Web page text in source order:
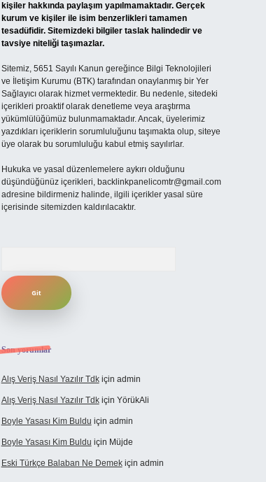
kişiler hakkında paylaşım yapılmamaktadır. Gerçek
kurum ve kişiler ile isim benzerlikleri tamamen
tesadüfidir. Sitemizdeki bilgiler taslak halindedir ve
tavsiye niteliği taşımazlar.
Sitemiz, 5651 Sayılı Kanun gereğince Bilgi Teknolojileri
ve İletişim Kurumu (BTK) tarafından onaylanmış bir Yer
Sağlayıcı olarak hizmet vermektedir. Bu nedenle, sitedeki
içerikleri proaktif olarak denetleme veya araştırma
yükümlülüğümüz bulunmamaktadır. Ancak, üyelerimiz
yazdıkları içeriklerin sorumluluğunu taşımakta olup, siteye
üye olarak bu sorumluluğu kabul etmiş sayılırlar.
Hukuka ve yasal düzenlemelere aykırı olduğunu
düşündüğünüz içerikleri, backlinkpanelicomtr@gmail.com
adresine bildirmeniz halinde, ilgili içerikler yasal süre
içerisinde sitemizden kaldırılacaktır.
Son yorumlar
Alış Veriş Nasıl Yazılır Tdkiçin admin
Alış Veriş Nasıl Yazılır Tdkiçin YörükAli
Boyle Yasası Kim Buldu için admin
Boyle Yasası Kim Buldu için Müjde
Eski Türkçe Balaban Ne Demekiçin admin